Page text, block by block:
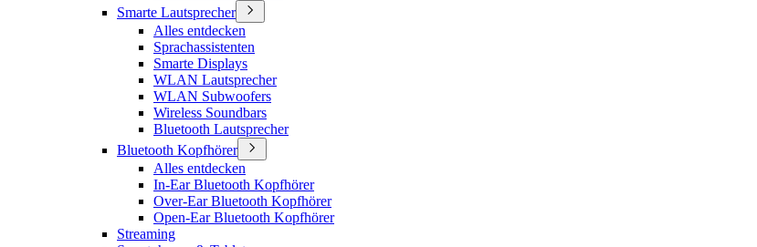
Smarte Lautsprecher
Alles entdecken
Sprachassistenten
Smarte Displays
WLAN Lautsprecher
WLAN Subwoofers
Wireless Soundbars
Bluetooth Lautsprecher
Bluetooth Kopfhörer
Alles entdecken
In-Ear Bluetooth Kopfhörer
Over-Ear Bluetooth Kopfhörer
Open-Ear Bluetooth Kopfhörer
Streaming